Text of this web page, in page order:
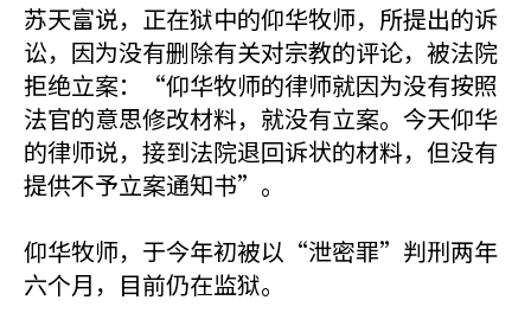
苏天富说，正在狱中的仰华牧师，所提出的诉
讼，因为没有删除有关对宗教的评论，被法院
拒绝立案：“仰华牧师的律师就因为没有按照
法官的意思修改材料，就没有立案。今天仰华
的律师说，接到法院退回诉状的材料，但没有
提供不予立案通知书”。
仰华牧师，于今年初被以“泄密罪”判刑两年
六个月，目前仍在监狱。